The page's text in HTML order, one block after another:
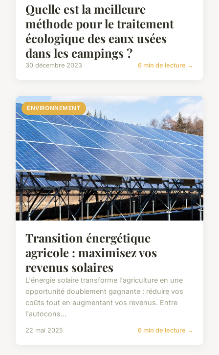
Quelle est la meilleure
méthode pour le traitement
écologique des eaux usées
dans les campings ?
30 décembre 2023 6 min de lecture →
ENVIRONNEMENT
Transition énergétique
agricole : maximisez vos
revenus solaires
L'énergie solaire transforme l'agriculture en une
opportunité doublement gagnante : réduire vos
coûts tout en augmentant vos revenus. Entre
l'autocons...
22 mai 2025 6 min de lecture →